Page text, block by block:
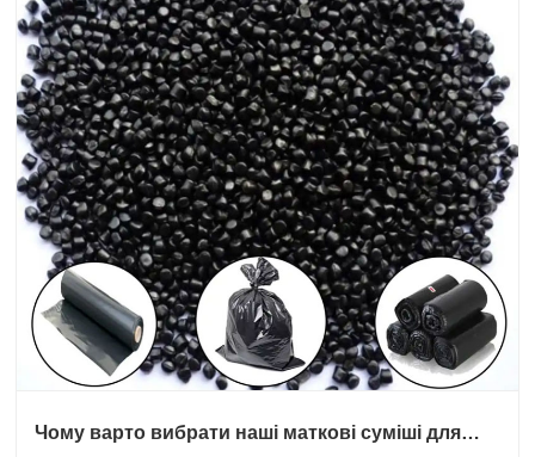
Чому варто вибрати наші маткові суміші для